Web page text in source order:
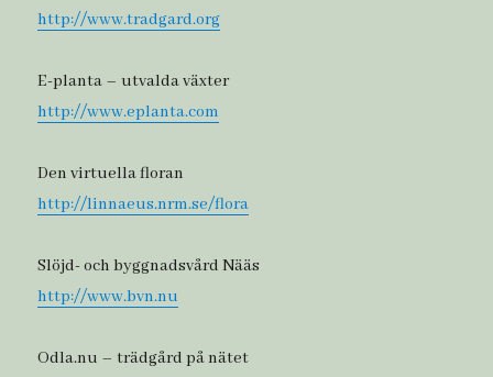
http://www.tradgard.org
E-planta – utvalda växter
http://www.eplanta.com
Den virtuella floran
http://linnaeus.nrm.se/flora
Slöjd- och byggnadsvård Nääs
http://www.bvn.nu
Odla.nu – trädgård på nätet